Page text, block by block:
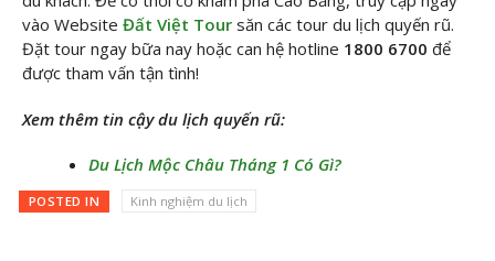
vào Website Đất Việt Tour săn các tour du lịch quyến rũ.
Đặt tour ngay bữa nay hoặc can hệ hotline 1800 6700 để
được tham vấn tận tình!
Xem thêm tin cậy du lịch quyến rũ:
Du Lịch Mộc Châu Tháng 1 Có Gì?
POSTED IN Kinh nghiệm du lịch